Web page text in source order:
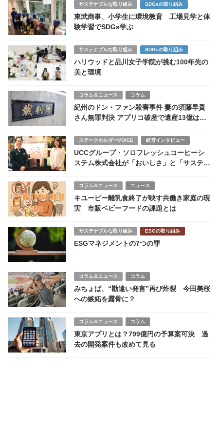
サステナブルな取り組み SDGsの取り組み
東武商事、小学生に環境教育 工場見学と体
験学習でSDGs学ぶ
サステナブルな取り組み SDGsの取り組み
ハリウッドと品川女子学院が挑む100年先の
美と環境
コラム＆ニュース コラム
紀州のドン・ファン殺害事件 妻の須藤早貴
さん無罪判決 アプリコ破産で遺産13億はど
ステークホルダーVOICE 経営インタビュー
UCCグループ・ソロフレッシュコーヒーシ
ステム株式会社が「おいしさ」と「サステナ
コラム＆ニュース ニュース
キユーピー離乳食終了が映す共働き家庭の現
実 市販ベビーフードの課題とは
サステナブルな取り組み ESGの取り組み
ESGマネジメントの7つの罪
コラム＆ニュース コラム
みちょぱ、“勘違い発言”再び炸裂 今田美桜
への嫉妬を露骨に？
コラム＆ニュース コラム
東京アプリとは？799億円の予算案可決 過
去の開発案件も改めて見る